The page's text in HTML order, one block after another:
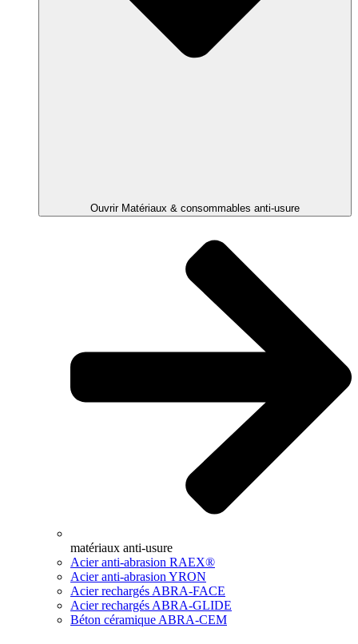
Ouvrir Matériaux & consommables anti-usure
matériaux anti-usure
Acier anti-abrasion RAEX®
Acier anti-abrasion YRON
Acier rechargés ABRA-FACE
Acier rechargés ABRA-GLIDE
Béton céramique ABRA-CEM